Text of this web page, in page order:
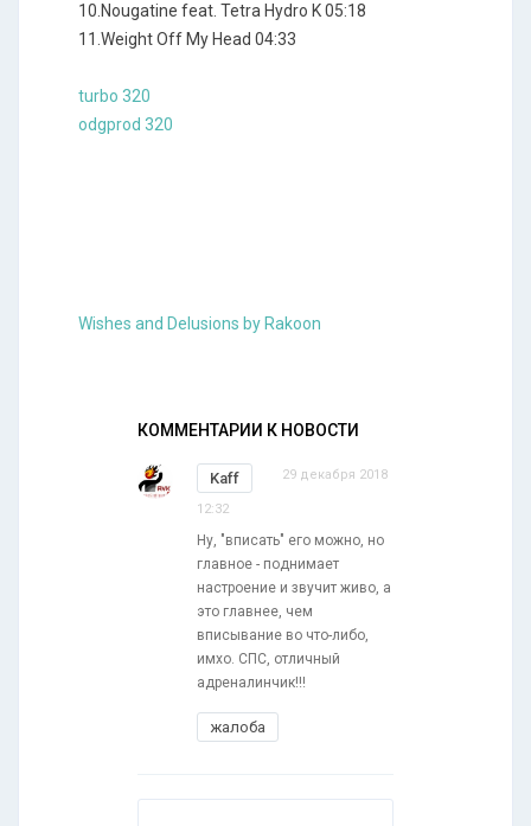
10.Nougatine feat. Tetra Hydro K 05:18
11.Weight Off My Head 04:33
turbo 320
odgprod 320
Wishes and Delusions by Rakoon
КОММЕНТАРИИ К НОВОСТИ
Kaff 29 декабря 2018
12:32
Ну, "вписать" его можно, но
главное - поднимает
настроение и звучит живо, а
это главнее, чем
вписывание во что-либо,
имхо. СПС, отличный
адреналинчик!!!
жалоба